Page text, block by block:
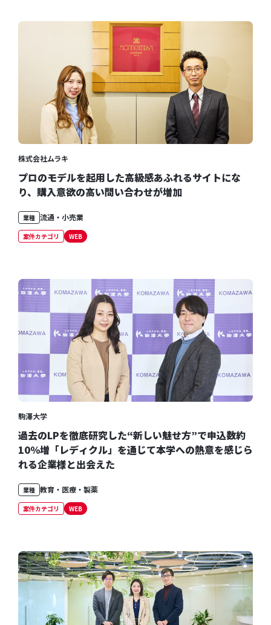
プロのモデルを起用した高級感あふれるサイトにな
り、購入意欲の高い問い合わせが増加
株式会社ムラキ
業種 流通・小売業
案件カテゴリ WEB
過去のLPを徹底研究した“新しい魅せ方”で申込数約
10％増「レディクル」を通じて本学への熱意を感じら
れる企業様と出会えた
駒澤大学
業種 教育・医療・製薬
案件カテゴリ WEB